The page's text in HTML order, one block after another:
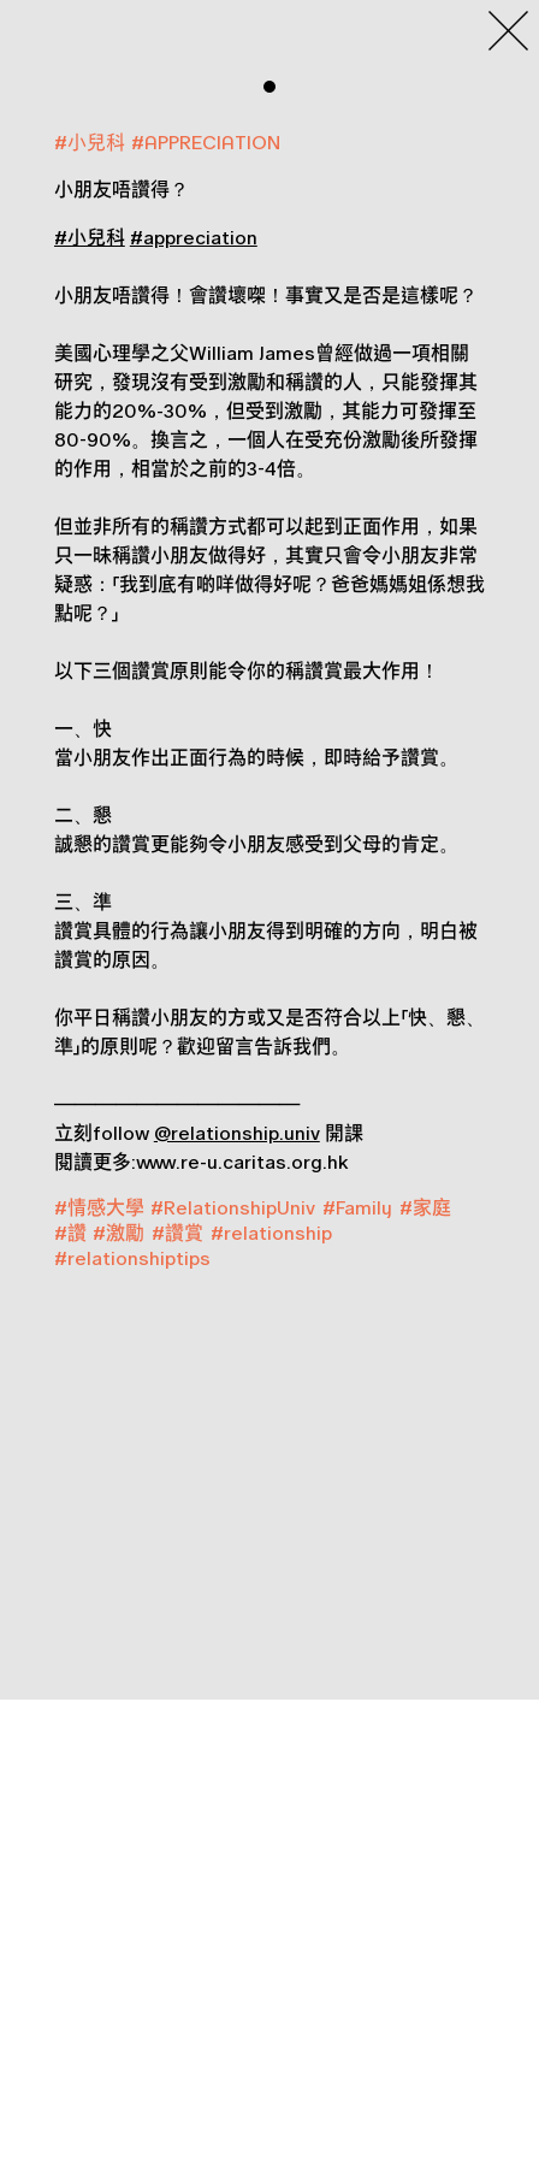
#小兒科 #APPRECIATION
小朋友唔讚得？
#小兒科 #appreciation
小朋友唔讚得！會讚壞㗎！事實又是否是這樣呢？
美國心理學之父William James曾經做過一項相關
研究，發現沒有受到激勵和稱讚的人，只能發揮其
能力的20%-30%，但受到激勵，其能力可發揮至
80-90%。換言之，一個人在受充份激勵後所發揮
的作用，相當於之前的3-4倍。
但並非所有的稱讚方式都可以起到正面作用，如果
只一昧稱讚小朋友做得好，其實只會令小朋友非常
疑惑：「我到底有啲咩做得好呢？爸爸媽媽姐係想我
點呢？」
以下三個讚賞原則能令你的稱讚賞最大作用！
一、快
當小朋友作出正面行為的時候，即時給予讚賞。
二、懇
誠懇的讚賞更能夠令小朋友感受到父母的肯定。
三、準
讚賞具體的行為讓小朋友得到明確的方向，明白被
讚賞的原因。
你平日稱讚小朋友的方或又是否符合以上「快、懇、
準」的原則呢？歡迎留言告訴我們。
————————————
立刻follow @relationship.univ開課
閱讀更多:www.re-u.caritas.org.hk
#情感大學 #RelationshipUniv #Family #家庭
#讚 #激勵 #讚賞 #relationship
#relationshiptips